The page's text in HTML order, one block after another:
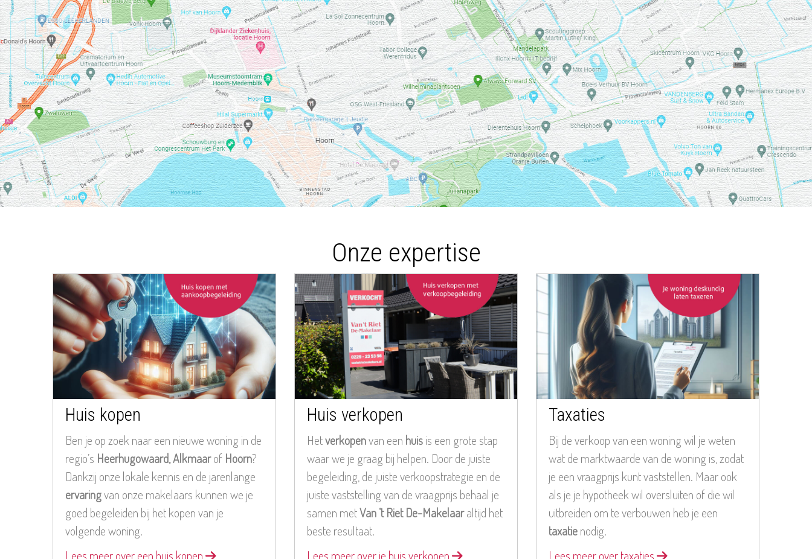
Onze expertise
Huis kopen
Ben je op zoek naar een nieuwe woning in de
regio’s Heerhugowaard, Alkmaarof Hoorn?
Dankzij onze lokale kennis en de jarenlange
ervaringvan onze makelaars kunnen we je
goed begeleiden bij het kopen van je
volgende woning.
Lees meer over een huis kopen
Huis verkopen
Hetverkopenvan een huisis een grote stap
waar we je graag bij helpen. Door de juiste
begeleiding, de juiste verkoopstrategie en de
juiste vaststelling van de vraagprijs behaal je
samen metVan ’t Riet De-Makelaaraltijd het
beste resultaat.
Lees meer over je huis verkopen
Taxaties
Bij de verkoop van een woning wil je weten
wat de marktwaarde van de woning is, zodat
je een vraagprijs kunt vaststellen. Maar ook
als je je hypotheek wil oversluiten of die wil
uitbreiden om te verbouwen heb je een
taxatienodig.
Lees meer over taxaties